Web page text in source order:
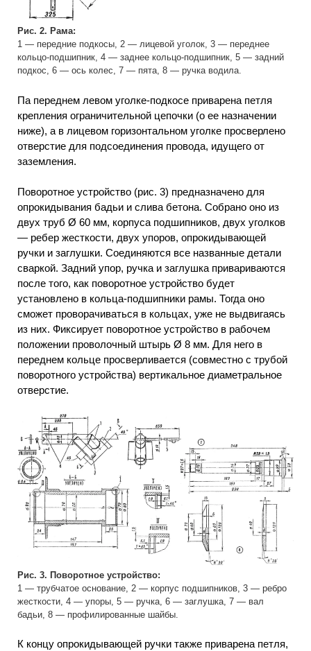
Рис. 2. Рама:
1 — передние подкосы, 2 — лицевой уголок, 3 — переднее
кольцо-подшипник, 4 — заднее кольцо-подшипник, 5 — задний
подкос, 6 — ось колес, 7 — пята, 8 — ручка водила.
Па переднем левом уголке-подкосе приварена петля
крепления ограничительной цепочки (о ее назначении
ниже), а в лицевом горизонтальном уголке просверлено
отверстие для подсоединения провода, идущего от
заземления.
Поворотное устройство (рис. 3) предназначено для
опрокидывания бадьи и слива бетона. Собрано оно из
двух труб Ø 60 мм, корпуса подшипников, двух уголков
— ребер жесткости, двух упоров, опрокидывающей
ручки и заглушки. Соединяются все названные детали
сваркой. Задний упор, ручка и заглушка привариваются
после того, как поворотное устройство будет
установлено в кольца-подшипники рамы. Тогда оно
сможет проворачиваться в кольцах, уже не выдвигаясь
из них. Фиксирует поворотное устройство в рабочем
положении проволочный штырь Ø 8 мм. Для него в
переднем кольце просверливается (совместно с трубой
поворотного устройства) вертикальное диаметральное
отверстие.
Рис. 3. Поворотное устройство:
1 — трубчатое основание, 2 — корпус подшипников, 3 — ребро
жесткости, 4 — упоры, 5 — ручка, 6 — заглушка, 7 — вал
бадьи, 8 — профилированные шайбы.
К концу опрокидывающей ручки также приварена петля,